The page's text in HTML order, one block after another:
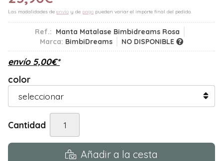
Las modalidades de envío y de pago pueden variar el importe final del pedido.
Ref.: Manta Matalase Bimbidreams Rosa
Marca: BimbiDreams NO DISPONIBLE
envío 5,00€*
color
Cantidad
Añadir a la cesta